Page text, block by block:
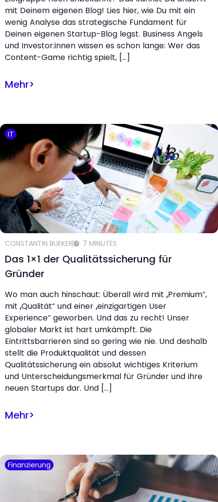
mit Deinem eigenen Blog! Lies hier, wie Du mit ein
wenig Analyse das strategische Fundament für
Deinen eigenen Startup-Blog legst. Business Angels
und Investor:innen wissen es schon lange: Wer das
Content-Game richtig spielt, […]
Mehr>
IT
CONSTANTIN BUEKER 7 MINUTES
Das 1×1 der Qualitätssicherung für
Gründer
Wo man auch hinschaut: Überall wird mit „Premium“,
mit „Qualität“ und einer „einzigartigen User
Experience“ geworben. Und das zu recht! Unser
globaler Markt ist hart umkämpft. Die
Eintrittsbarrieren sind so gering wie nie. Und deshalb
stellt die Produktqualität und dessen
Qualitätssicherung ein absolut wichtiges Kriterium
und Unterscheidungsmerkmal für Gründer und ihre
neuen Startups dar. Und […]
Mehr>
Finanzierung